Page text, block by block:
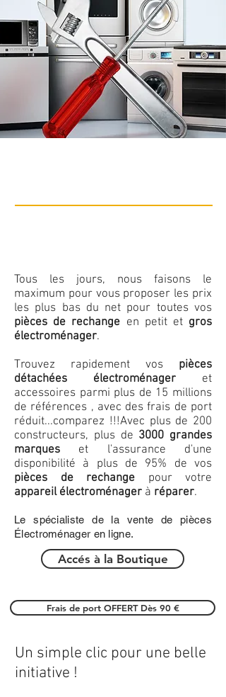
Tous les jours, nous faisons le
maximum pour vous proposer les prix
les plus bas du net pour toutes vos
pièces de rechange en petit et gros
électroménager.
Trouvez rapidement vos pièces
détachées électroménager et
accessoires parmi plus de 15 millions
de références , avec des frais de port
réduit...comparez !!!Avec plus de 200
constructeurs, plus de 3000 grandes
marques et l'assurance d'une
disponibilité à plus de 95% de vos
pièces de rechange pour votre
appareil électroménager à réparer.
Le spécialiste de la vente de pièces
Électroménager en ligne.
Accés à la Boutique
Frais de port OFFERT Dès 90 €
Un simple clic pour une belle
initiative !